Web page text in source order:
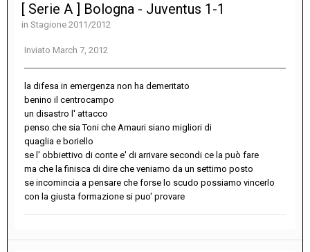
[ Serie A ] Bologna - Juventus 1-1
in Stagione 2011/2012
Inviato March 7, 2012
la difesa in emergenza non ha demeritato
benino il centrocampo
un disastro l' attacco
penso che sia Toni che Amauri siano migliori di
quaglia e boriello
se l' obbiettivo di conte e' di arrivare secondi ce la può fare
ma che la finisca di dire che veniamo da un settimo posto
se incomincia a pensare che forse lo scudo possiamo vincerlo
con la giusta formazione si puo' provare